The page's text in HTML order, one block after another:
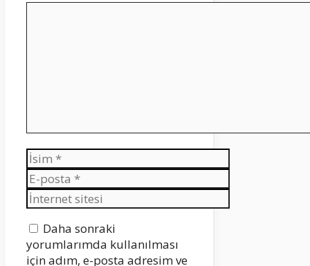
İsim
E-
posta
İnternet
sitesi
Daha sonraki
yorumlarımda kullanılması
için adım, e-posta adresim ve